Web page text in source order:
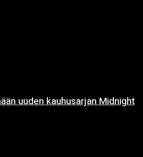
uuden kauhusarjan Midnight